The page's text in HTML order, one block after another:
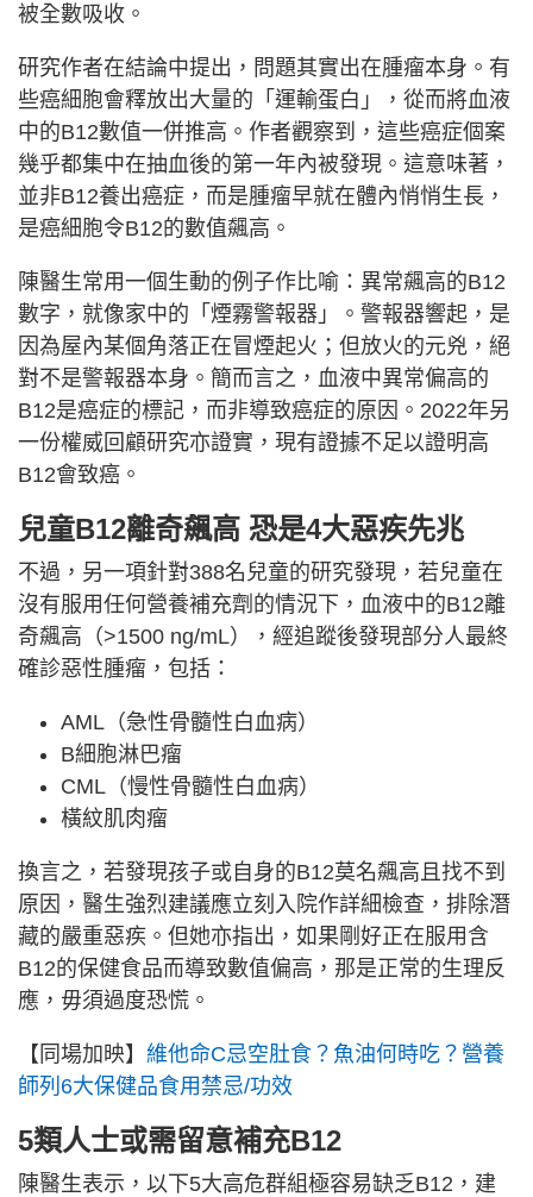
被全數吸收。
研究作者在結論中提出，問題其實出在腫瘤本身。有
些癌細胞會釋放出大量的「運輸蛋白」，從而將血液
中的B12數值一併推高。作者觀察到，這些癌症個案
幾乎都集中在抽血後的第一年內被發現。這意味著，
並非B12養出癌症，而是腫瘤早就在體內悄悄生長，
是癌細胞令B12的數值飆高。
陳醫生常用一個生動的例子作比喻：異常飆高的B12
數字，就像家中的「煙霧警報器」。警報器響起，是
因為屋內某個角落正在冒煙起火；但放火的元兇，絕
對不是警報器本身。簡而言之，血液中異常偏高的
B12是癌症的標記，而非導致癌症的原因。2022年另
一份權威回顧研究亦證實，現有證據不足以證明高
B12會致癌。
兒童B12離奇飆高 恐是4大惡疾先兆
不過，另一項針對388名兒童的研究發現，若兒童在
沒有服用任何營養補充劑的情況下，血液中的B12離
奇飆高（>1500 ng/mL），經追蹤後發現部分人最終
確診惡性腫瘤，包括：
AML（急性骨髓性白血病）
B細胞淋巴瘤
CML（慢性骨髓性白血病）
橫紋肌肉瘤
換言之，若發現孩子或自身的B12莫名飆高且找不到
原因，醫生強烈建議應立刻入院作詳細檢查，排除潛
藏的嚴重惡疾。但她亦指出，如果剛好正在服用含
B12的保健食品而導致數值偏高，那是正常的生理反
應，毋須過度恐慌。
【同場加映】 維他命C忌空肚食？魚油何時吃？營養
師列6大保健品食用禁忌/功效
5類人士或需留意補充B12
陳醫生表示，以下5大高危群組極容易缺乏B12，建